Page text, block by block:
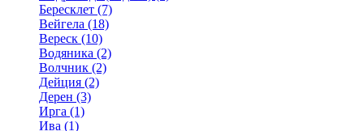
Бересклет (7)
Вейгела (18)
Вереск (10)
Водяника (2)
Волчник (2)
Дейция (2)
Дерен (3)
Ирга (1)
Ива (1)